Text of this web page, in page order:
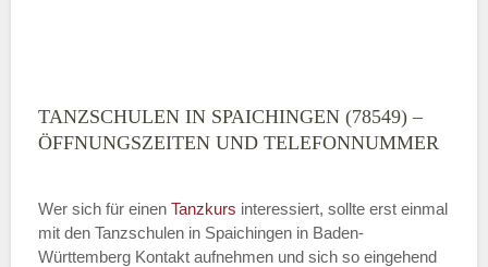
TANZSCHULEN IN SPAICHINGEN (78549) –
ÖFFNUNGSZEITEN UND TELEFONNUMMER
Wer sich für einen Tanzkurs interessiert, sollte erst einmal
mit den Tanzschulen in Spaichingen in Baden-
Württemberg Kontakt aufnehmen und sich so eingehend